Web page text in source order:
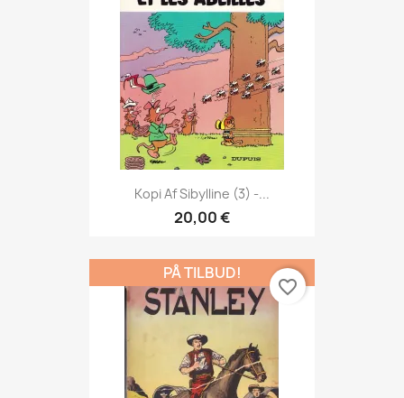
Kopi Af Sibylline (3) -...
20,00 €
PÅ TILBUD!
favorite_border